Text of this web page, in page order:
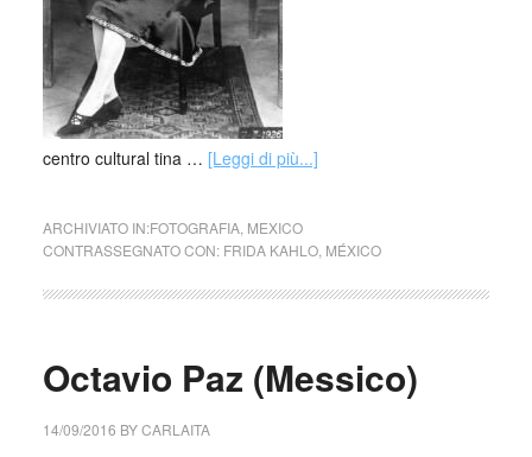
centro cultural tina … [Leggi di più...]
ARCHIVIATO IN:FOTOGRAFIA, MEXICO
CONTRASSEGNATO CON: FRIDA KAHLO, MÉXICO
Octavio Paz (Messico)
14/09/2016 BYCARLAITA